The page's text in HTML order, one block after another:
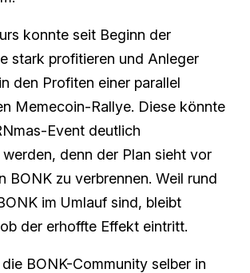
konnte seit Beginn der
stark profitieren und Anleger
den Profiten einer parallel
Memecoin-Rallye. Diese könnte
Event deutlich
denn der Plan sieht vor
BONK zu verbrennen. Weil rund
im Umlauf sind, bleibt
der erhoffte Effekt eintritt.
BONK-Community selber in